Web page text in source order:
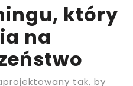
który
na
tak, by